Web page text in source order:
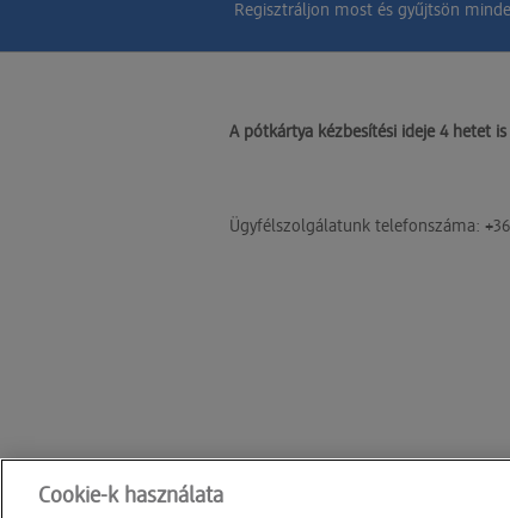
Regisztráljon most és gyűjtsön
A pótkártya kézbesítési ideje 4 hetet
Ügyfélszolgálatunk telefonszáma:
Cookie-k használata